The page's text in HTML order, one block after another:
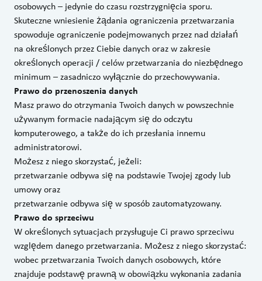
osobowych – jedynie do czasu rozstrzygnięcia sporu.
Skuteczne wniesienie żądania ograniczenia przetwarzania
spowoduje ograniczenie podejmowanych przez nad działań
na określonych przez Ciebie danych oraz w zakresie
określonych operacji / celów przetwarzania do niezbędnego
minimum – zasadniczo wyłącznie do przechowywania.
Prawo do przenoszenia danych
Masz prawo do otrzymania Twoich danych w powszechnie
używanym formacie nadającym się do odczytu
komputerowego, a także do ich przesłania innemu
administratorowi.
Możesz z niego skorzystać, jeżeli:
przetwarzanie odbywa się na podstawie Twojej zgody lub
umowy oraz
przetwarzanie odbywa się w sposób zautomatyzowany.
Prawo do sprzeciwu
W określonych sytuacjach przysługuje Ci prawo sprzeciwu
względem danego przetwarzania. Możesz z niego skorzystać:
wobec przetwarzania Twoich danych osobowych, które
znajduje podstawę prawną w obowiązku wykonania zadania